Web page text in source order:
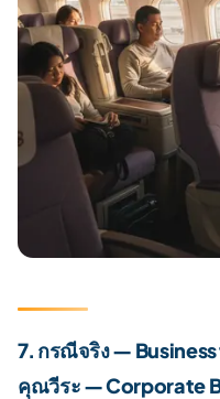
7. กรณีจริง —
คุณวีระ — Corporate